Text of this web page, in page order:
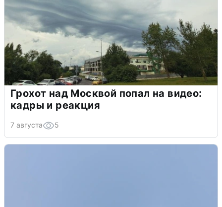
Грохот над Москвой попал на видео:
кадры и реакция
7 августа 5